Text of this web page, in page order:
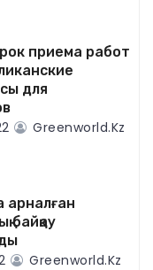
приема работ
для
Greenworld.kz
арналған
байқау
Greenworld.kz